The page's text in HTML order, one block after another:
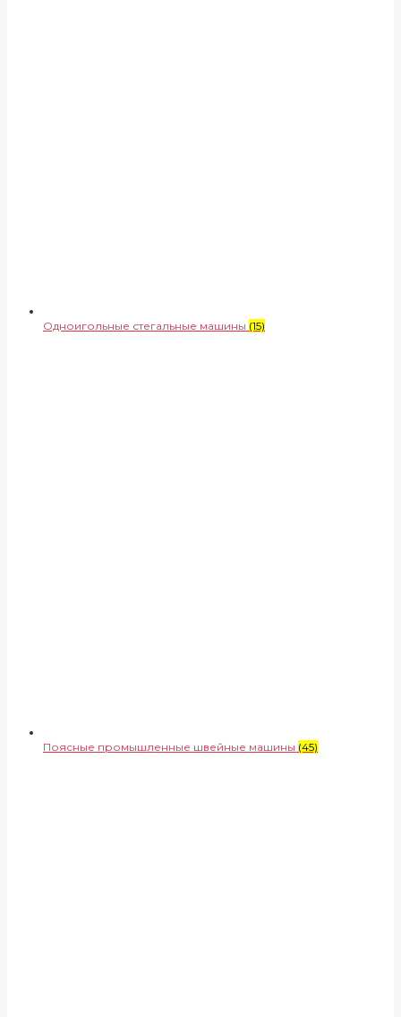
Одноигольные стегальные машины (15)
Поясные промышленные швейные машины (45)